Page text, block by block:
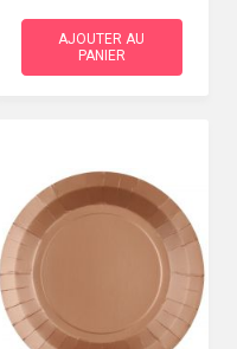
AJOUTER AU
PANIER